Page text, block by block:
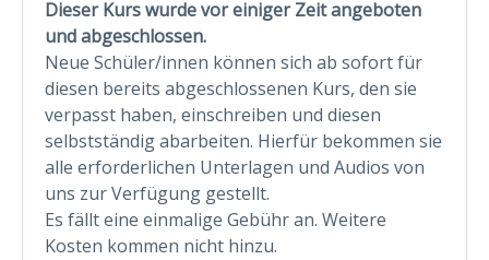
Dieser Kurs wurde vor einiger Zeit angeboten
und abgeschlossen.
Neue Schüler/innen können sich ab sofort für
diesen bereits abgeschlossenen Kurs, den sie
verpasst haben, einschreiben und diesen
selbstständig abarbeiten. Hierfür bekommen sie
alle erforderlichen Unterlagen und Audios von
uns zur Verfügung gestellt.
Es fällt eine einmalige Gebühr an. Weitere
Kosten kommen nicht hinzu.